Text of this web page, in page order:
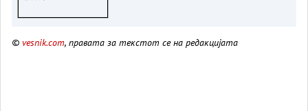
© vesnik.com, правата за текстот се на редакцијата